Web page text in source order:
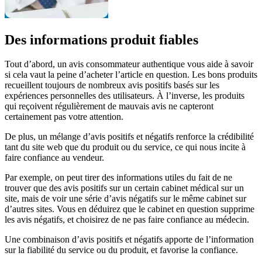
Des informations produit fiables
Tout d’abord, un avis consommateur authentique vous aide à savoir
si cela vaut la peine d’acheter l’article en question. Les bons produits
recueillent toujours de nombreux avis positifs basés sur les
expériences personnelles des utilisateurs. À l’inverse, les produits
qui reçoivent régulièrement de mauvais avis ne capteront
certainement pas votre attention.
De plus, un mélange d’avis positifs et négatifs renforce la crédibilité
tant du site web que du produit ou du service, ce qui nous incite à
faire confiance au vendeur.
Par exemple, on peut tirer des informations utiles du fait de ne
trouver que des avis positifs sur un certain cabinet médical sur un
site, mais de voir une série d’avis négatifs sur le même cabinet sur
d’autres sites. Vous en déduirez que le cabinet en question supprime
les avis négatifs, et choisirez de ne pas faire confiance au médecin.
Une combinaison d’avis positifs et négatifs apporte de l’information
sur la fiabilité du service ou du produit, et favorise la confiance.